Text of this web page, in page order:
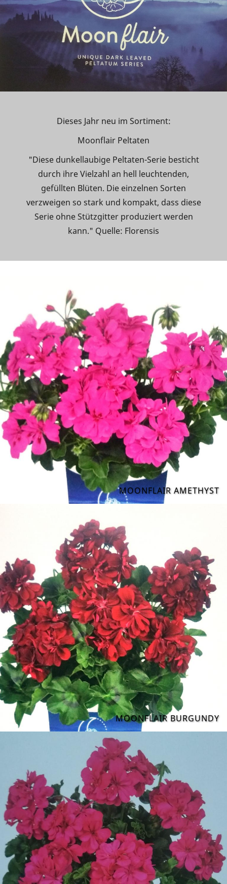
Dieses Jahr neu im Sortiment:
Moonflair Peltaten
"Diese dunkellaubige Peltaten-Serie besticht
durch ihre Vielzahl an hell leuchtenden,
gefüllten Blüten. Die einzelnen Sorten
verzweigen so stark und kompakt, dass diese
Serie ohne Stützgitter produziert werden
kann." Quelle: Florensis
MOONFLAIR AMETHYST
MOONFLAIR BURGUNDY